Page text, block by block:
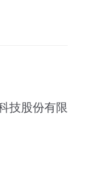
技股份有限